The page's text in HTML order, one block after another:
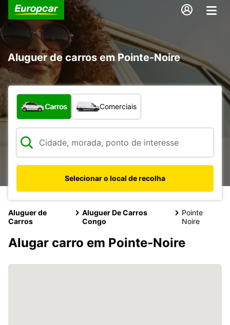
Aluguer de carros em Pointe-Noire
Que tipo de veículo pretende?
Carros Comerciais
Selecionar o local de recolha
Aluguer de
Carros
Aluguer De Carros
Congo
Pointe
Noire
Alugar carro em Pointe-Noire